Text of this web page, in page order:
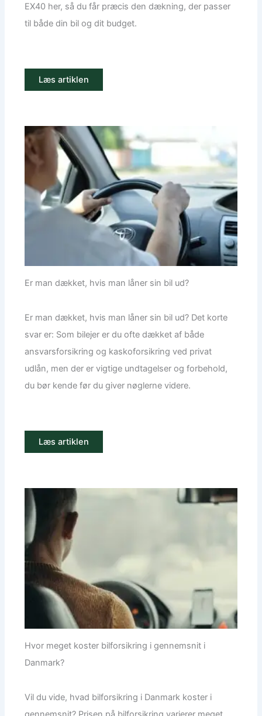
EX40 her, så du får præcis den dækning, der passer
til både din bil og dit budget.
Læs artiklen
Er man dækket, hvis man låner sin bil ud?
Er man dækket, hvis man låner sin bil ud? Det korte
svar er: Som bilejer er du ofte dækket af både
ansvarsforsikring og kaskoforsikring ved privat
udlån, men der er vigtige undtagelser og forbehold,
du bør kende før du giver nøglerne videre.
Læs artiklen
Hvor meget koster bilforsikring i gennemsnit i
Danmark?
Vil du vide, hvad bilforsikring i Danmark koster i